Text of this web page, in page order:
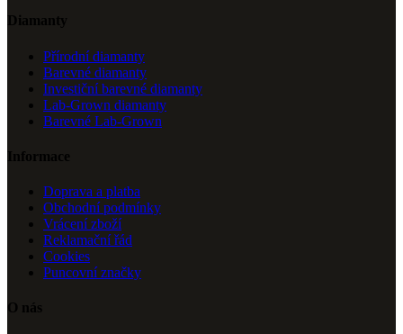
Diamanty
Přírodní diamanty
Barevné diamanty
Investiční barevné diamanty
Lab-Grown diamanty
Barevné Lab-Grown
Informace
Doprava a platba
Obchodní podmínky
Vrácení zboží
Reklamační řád
Cookies
Puncovní značky
O nás